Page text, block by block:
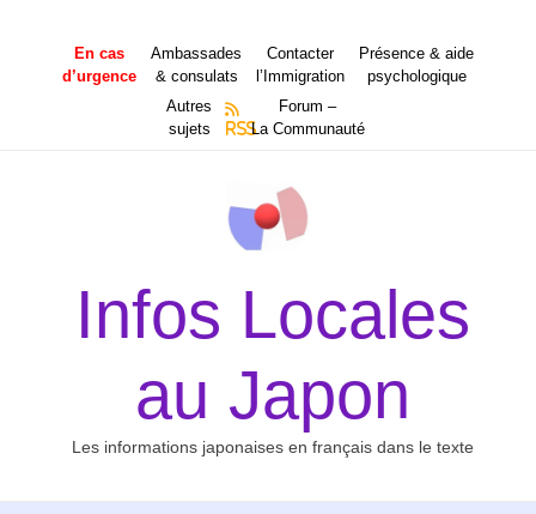
contenu
En cas
d’urgence
Ambassades
& consulats
Contacter
l’Immigration
Présence & aide
psychologique
Autres
sujets
RSS
Forum –
La Communauté
Infos Locales
au Japon
Les informations japonaises en français dans le texte